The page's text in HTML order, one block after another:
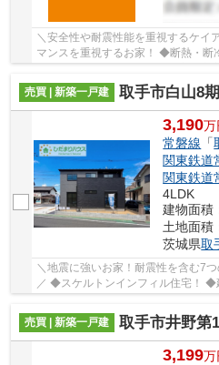
＼安全性や耐震性能を重視するケイアイスタイ
マンスを重視するお家！ ◆断熱・断
サポート体制！点検や保証内容が充
売買 | 新築一戸建
取手市白山8
3,190万
常磐線 「
関東鉄道
関東鉄道
4LDK
建物面積
土地面積
茨城県取
＼地震に強いお家！耐震性を含む7
／ ◆スケルトンインフィル住宅！ ◆建設住宅性能評価書も「設計」と
「建設」の2つが付いているので安
売買 | 新築一戸建
取手市井野第
3,199万